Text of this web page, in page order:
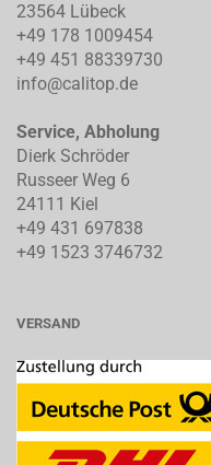
23564 Lübeck
+49 178 1009454
+49 451 88339730
info@calitop.de
Service, Abholung
Dierk Schröder
Russeer Weg 6
24111 Kiel
+49 431 697838
+49 1523 3746732
VERSAND